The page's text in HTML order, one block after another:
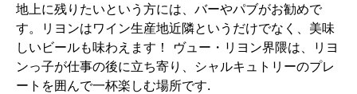
地上に残りたいという方には、バーやパブがお勧めで
す。リヨンはワイン生産地近隣というだけでなく、美味
しいビールも味わえます！ ヴュー・リヨン界隈は、リヨ
ンっ子が仕事の後に立ち寄り、シャルキュトリーのプレ
ートを囲んで一杯楽しむ場所です.